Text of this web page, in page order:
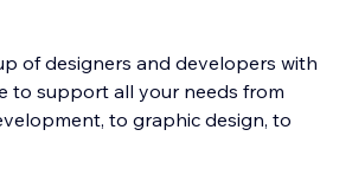
of designers and developers with
to support all your needs from
to graphic design, to